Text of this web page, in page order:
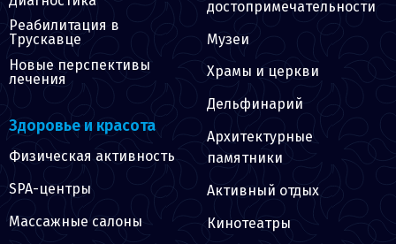
Реабилитация в
Трускавце
Новые перспективы
лечения
Здоровье и красота
Физическая активность
SPA-центры
Массажные салоны
достопримечательности
Музеи
Храмы и церкви
Дельфинарий
Архитектурные
памятники
Активный отдых
Кинотеатры